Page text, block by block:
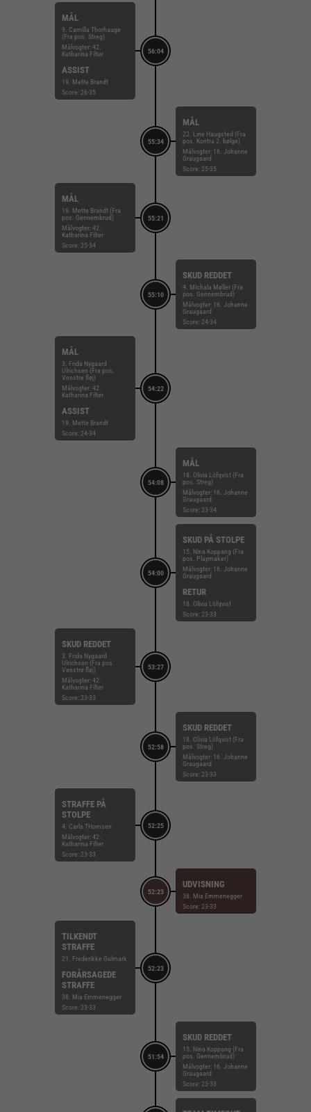
56:04
MÅL
9. Camilla Thorhauge
(Fra pos. Streg)
Målvogter: 42.
Katharina Filter
ASSIST
19. Mette Brandt
Score: 26-35
55:34
MÅL
22. Line Haugsted (Fra
pos. Kontra 2. bølge)
Målvogter: 16. Johanne
Graugaard
Score: 25-35
55:21
MÅL
19. Mette Brandt (Fra
pos. Gennembrud)
Målvogter: 42.
Katharina Filter
Score: 25-34
55:10
SKUD REDDET
4. Michala Møller (Fra
pos. Gennembrud)
Målvogter: 16. Johanne
Graugaard
Score: 24-34
54:22
MÅL
3. Frida Nygaard
Ulrichsen (Fra pos.
Venstre fløj)
Målvogter: 42.
Katharina Filter
ASSIST
19. Mette Brandt
Score: 24-34
54:08
MÅL
18. Olivia Löfqvist (Fra
pos. Streg)
Målvogter: 16. Johanne
Graugaard
Score: 23-34
54:00
SKUD PÅ STOLPE
15. Nina Koppang (Fra
pos. Playmaker)
Målvogter: 16. Johanne
Graugaard
RETUR
18. Olivia Löfqvist
Score: 23-33
53:27
SKUD REDDET
3. Frida Nygaard
Ulrichsen (Fra pos.
Venstre fløj)
Målvogter: 42.
Katharina Filter
Score: 23-33
52:58
SKUD REDDET
18. Olivia Löfqvist (Fra
pos. Streg)
Målvogter: 16. Johanne
Graugaard
Score: 23-33
52:25
STRAFFE PÅ
STOLPE
4. Carla THomsen
Målvogter: 42.
Katharina Filter
Score: 23-33
52:23
UDVISNING
38. Mia Emmenegger
Score: 23-33
52:23
TILKENDT
STRAFFE
21. Frederikke Gulmark
FORÅRSAGEDE
STRAFFE
38. Mia Emmenegger
Score: 23-33
51:54
SKUD REDDET
15. Nina Koppang (Fra
pos. Gennembrud)
Målvogter: 16. Johanne
Graugaard
Score: 23-33